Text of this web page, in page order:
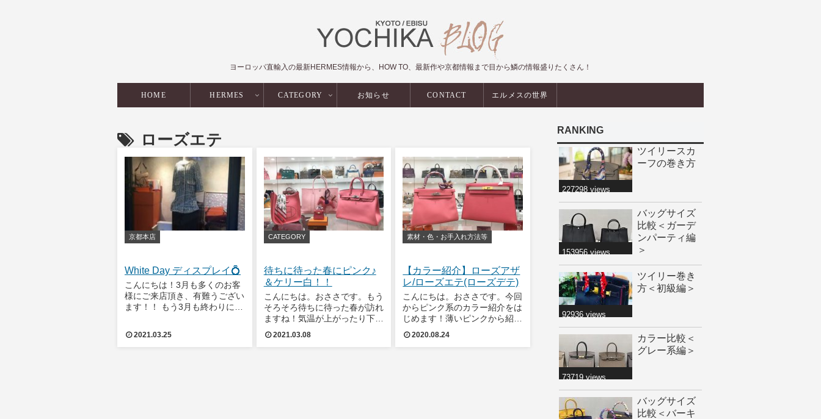
ヨーロッパ直輸入の最新HERMES情報から、HOW TO、最新作や京都情報まで目から鱗の情報盛りたくさん！
HOME HERMES CATEGORY お知らせ CONTACT エルメスの世界
ローズエテ
京都本店
White Day ディスプレイ💍
こんにちは！3月も多くのお客
様にご来店頂き、有難うござい
ます！！ もう3月も終わりに差
日、ホワイトデーがありました
2021.03.25
CATEGORY
待ちに待った春にピンク♪
＆ケリー白！！
こんにちは。おささです。もう
そろそろ待ちに待った春が訪れ
ますね！気温が上がったり下が
ったりしやすいので皆様体調に
お気をつけください。。！春と
2021.03.08
素材・色・お手入れ方法等
【カラー紹介】ローズアザ
レ/ローズエテ(ローズデテ)
こんにちは。おささです。今回
からピンク系のカラー紹介をは
じめます！薄いピンクから紹介
します♪今回は、ローズアザレ
とローズエテ(ローズデテ）で
2020.08.24
RANKING
ツイリースカ
ーフの巻き方
227298 views
バッグサイズ
比較＜ガーデ
ンパーティ編
＞
153956 views
ツイリー巻き
方＜初級編＞
92936 views
カラー比較＜
グレー系編＞
73719 views
バッグサイズ
比較＜バーキ